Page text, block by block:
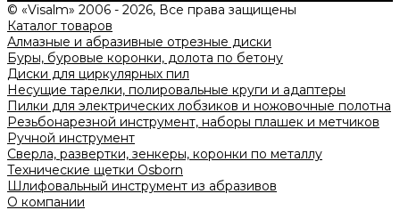
© «Visalm» 2006 - 2026, Все права защищены
Каталог товаров
Алмазные и абразивные отрезные диски
Буры, буровые коронки, долота по бетону
Диски для циркулярных пил
Несущие тарелки, полировальные круги и адаптеры
Пилки для электрических лобзиков и ножовочные полотна
Резьбонарезной инструмент, наборы плашек и метчиков
Ручной инструмент
Сверла, развертки, зенкеры, коронки по металлу
Технические щетки Osborn
Шлифовальный инструмент из абразивов
О компании